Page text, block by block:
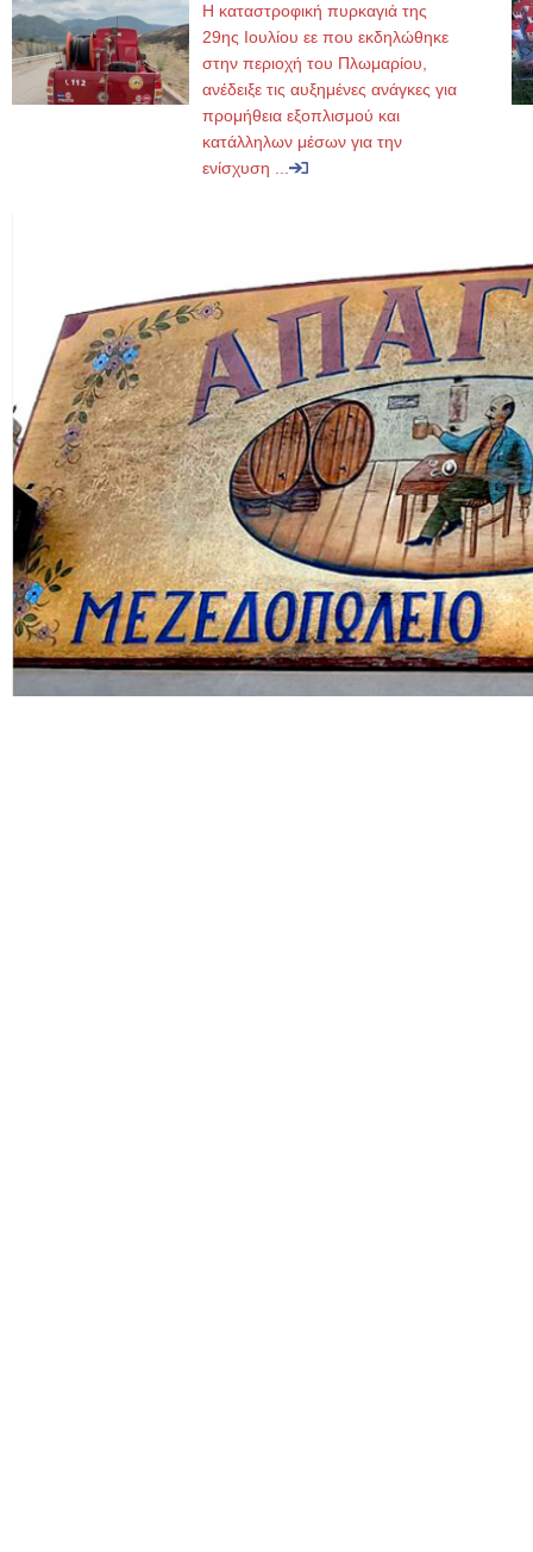
Η καταστροφική πυρκαγιά της
29ης Ιουλίου εε που εκδηλώθηκε
στην περιοχή του Πλωμαρίου,
ανέδειξε τις αυξημένες ανάγκες για
προμήθεια εξοπλισμού και
κατάλληλων μέσων για την
ενίσχυση ...